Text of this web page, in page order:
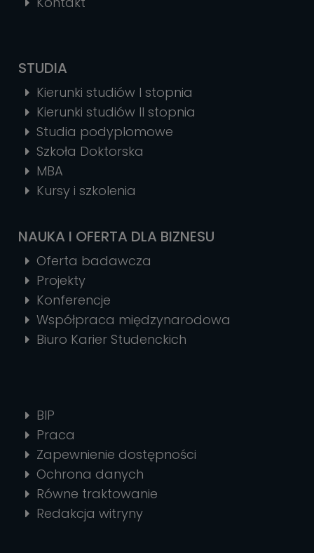
STUDIA
Kierunki studiów I stopnia
Kierunki studiów II stopnia
Studia podyplomowe
Szkoła Doktorska
MBA
Kursy i szkolenia
NAUKA I OFERTA DLA BIZNESU
Oferta badawcza
Projekty
Konferencje
Współpraca międzynarodowa
Biuro Karier Studenckich
BIP
Praca
Zapewnienie dostępności
Ochrona danych
Równe traktowanie
Redakcja witryny